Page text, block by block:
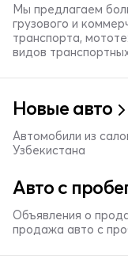
Мы предлагаем
грузового и
транспорта,
видов
Новые авто
Автомобили из
Узбекистана
Авто с
Объявления о
продажа авто с